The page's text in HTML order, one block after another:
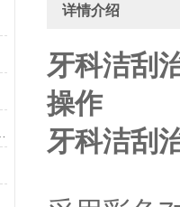
详情介绍
牙科洁刮
操作
牙科洁刮